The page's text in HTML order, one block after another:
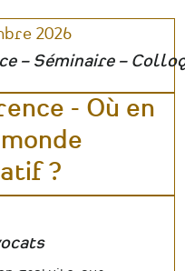
|
2026
– Séminaire –
- Où en
?